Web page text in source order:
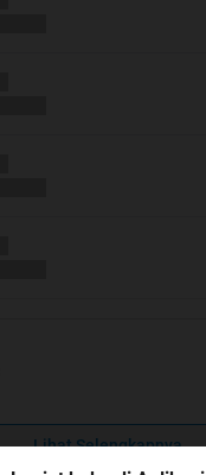
Lihat Selengkapnya